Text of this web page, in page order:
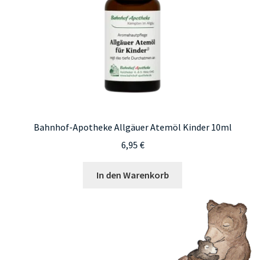
Bahnhof-Apotheke Allgäuer Atemöl Kinder 10ml
6,95 €
In den Warenkorb